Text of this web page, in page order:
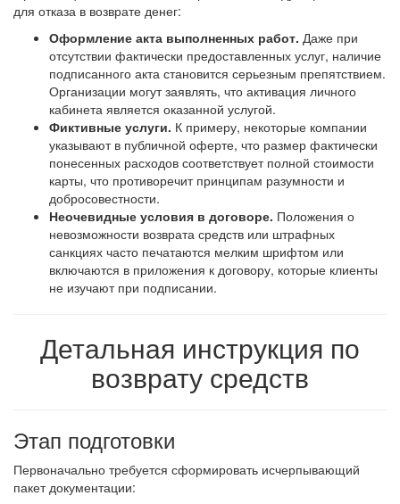
для отказа в возврате денег:
Оформление акта выполненных работ. Даже при
отсутствии фактически предоставленных услуг, наличие
подписанного акта становится серьезным препятствием.
Организации могут заявлять, что активация личного
кабинета является оказанной услугой.
Фиктивные услуги. К примеру, некоторые компании
указывают в публичной оферте, что размер фактически
понесенных расходов соответствует полной стоимости
карты, что противоречит принципам разумности и
добросовестности.
Неочевидные условия в договоре. Положения о
невозможности возврата средств или штрафных
санкциях часто печатаются мелким шрифтом или
включаются в приложения к договору, которые клиенты
не изучают при подписании.
Детальная инструкция по
возврату средств
Этап подготовки
Первоначально требуется сформировать исчерпывающий
пакет документации: